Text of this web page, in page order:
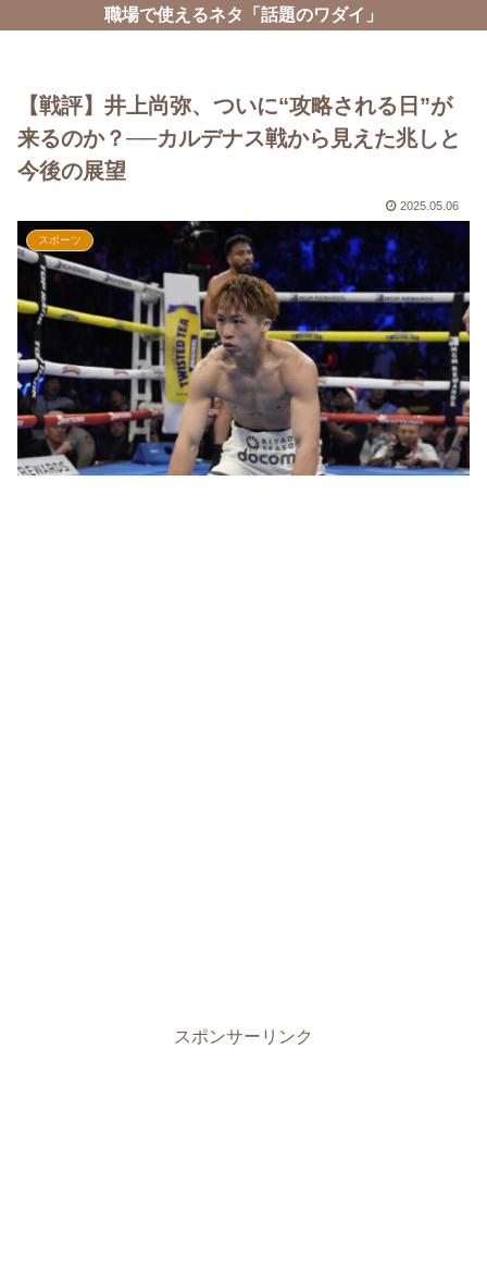
職場で使えるネタ「話題のワダイ」
【戦評】井上尚弥、ついに“攻略される日”が
来るのか？──カルデナス戦から見えた兆しと
今後の展望
2025.05.06
スポーツ
スポンサーリンク